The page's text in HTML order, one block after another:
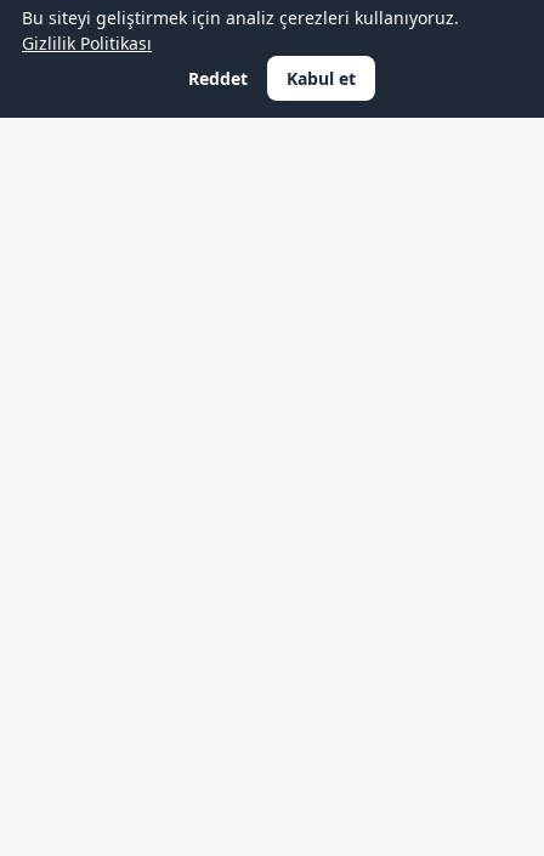
Gintama × Tsukiji Gindaco efsane iş birliği 2026
yazında Japonya genelinde başlıyor
Bu siteyi geliştirmek için analiz çerezleri kullanıyoruz.
Gizlilik Politikası
Reddet
Kabul et